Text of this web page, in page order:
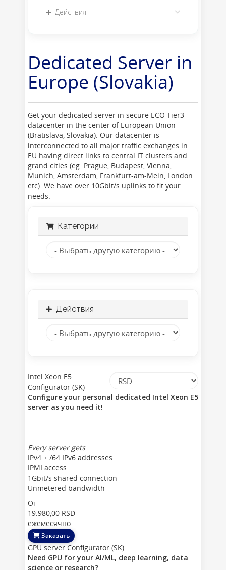
Действия
Dedicated Server in
Europe (Slovakia)
Get your dedicated server in secure ECO Tier3
datacenter in the center of European Union
(Bratislava, Slovakia). Our datacenter is
interconnected to all major traffic exchanges in
EU having direct links to central IT clusters and
grand cities (eg. Prague, Budapest, Vienna,
Munich, Amsterdam, Frankfurt-am-Mein, London
etc). We have over 10Gbit/s uplinks to fit your
needs.
Категории
Действия
Intel Xeon E5
Configurator (SK)
Configure your personal dedicated Intel Xeon E5
server as you need it!
Every server gets
IPv4 + /64 IPv6 addresses
IPMI access
1Gbit/s shared connection
Unmetered bandwidth
От
19.980,00 RSD
ежемесячно
Заказать
GPU server Configurator (SK)
Need GPU for your AI/ML, deep learning, data
science or research?